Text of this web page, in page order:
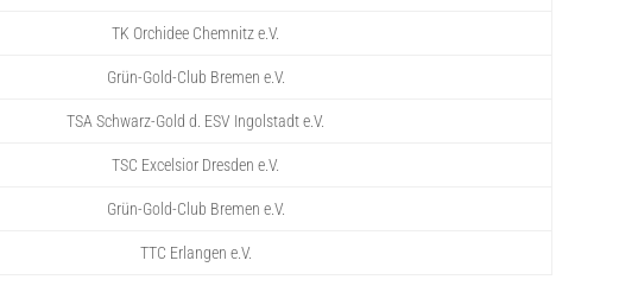
TK Orchidee Chemnitz e.V.
Grün-Gold-Club Bremen e.V.
TSA Schwarz-Gold d. ESV Ingolstadt e.V.
TSC Excelsior Dresden e.V.
Grün-Gold-Club Bremen e.V.
TTC Erlangen e.V.